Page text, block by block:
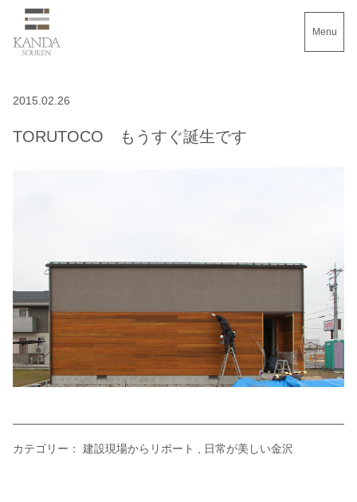
Menu
2015.02.26
TORUTOCO もうすぐ誕生です
カテゴリー： 建設現場からリポート 日常が美しい金沢